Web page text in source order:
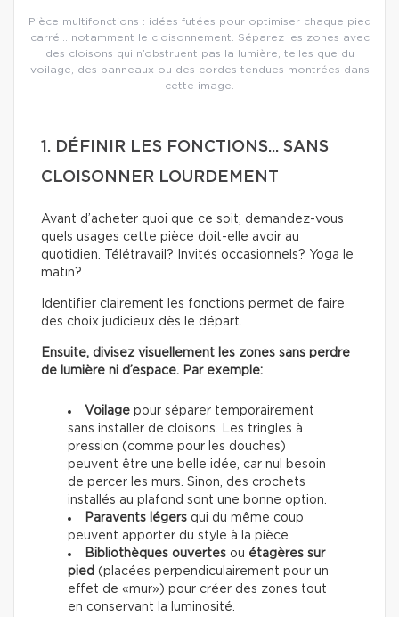
Pièce multifonctions : idées futées pour optimiser chaque pied
carré… notamment le cloisonnement. Séparez les zones avec
des cloisons qui n’obstruent pas la lumière, telles que du
voilage, des panneaux ou des cordes tendues montrées dans
cette image.
1. DÉFINIR LES FONCTIONS... SANS
CLOISONNER LOURDEMENT
Avant d’acheter quoi que ce soit, demandez-vous
quels usages cette pièce doit-elle avoir au
quotidien. Télétravail? Invités occasionnels? Yoga le
matin?
Identifier clairement les fonctions permet de faire
des choix judicieux dès le départ.
Ensuite, divisez visuellement les zones sans perdre
de lumière ni d’espace. Par exemple:
Voilage pour séparer temporairement
sans installer de cloisons. Les tringles à
pression (comme pour les douches)
peuvent être une belle idée, car nul besoin
de percer les murs. Sinon, des crochets
installés au plafond sont une bonne option.
Paravents légers qui du même coup
peuvent apporter du style à la pièce.
Bibliothèques ouvertes ou étagères sur
pied (placées perpendiculairement pour un
effet de «mur») pour créer des zones tout
en conservant la luminosité.